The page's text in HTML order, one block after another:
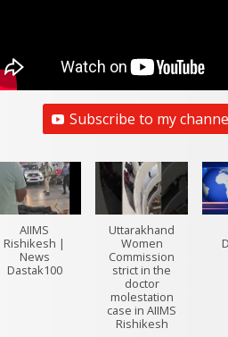
Subscribe to my
AIIMS
Rishikesh |
News
Dastak100
Uttarakhand
Women
Commission
strict in the
doctor
molestation
case in AIIMS
Rishikesh